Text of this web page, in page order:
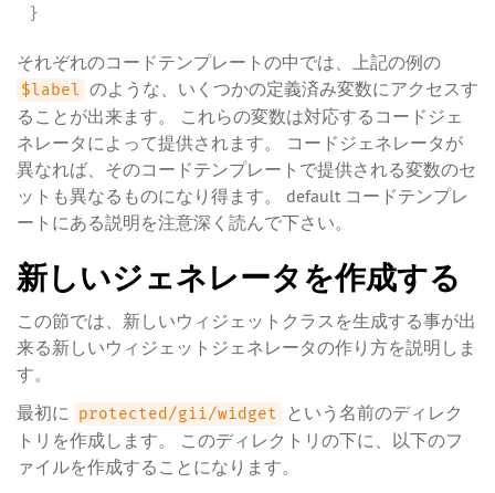
}
それぞれのコードテンプレートの中では、上記の例の
$label のような、いくつかの定義済み変数にアクセスす
ることが出来ます。 これらの変数は対応するコードジェ
ネレータによって提供されます。 コードジェネレータが
異なれば、そのコードテンプレートで提供される変数のセ
ットも異なるものになり得ます。 default コードテンプレ
ートにある説明を注意深く読んで下さい。
新しいジェネレータを作成する
この節では、新しいウィジェットクラスを生成する事が出
来る新しいウィジェットジェネレータの作り方を説明しま
す。
最初に protected/gii/widget
という名前のディレク
トリを作成します。 このディレクトリの下に、以下のフ
ァイルを作成することになります。